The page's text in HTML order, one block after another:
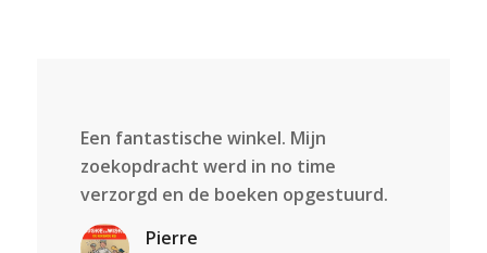
Een fantastische winkel. Mijn
zoekopdracht werd in no time
verzorgd en de boeken opgestuurd.
Pierre